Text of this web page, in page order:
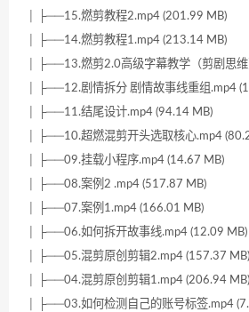
│ ├──15.燃剪教程2.mp4 (201.99 MB)
│ ├──14.燃剪教程1.mp4 (213.14 MB)
│ ├──13.燃剪2.0高级字幕教学（剪剧思
│ ├──12.剧情拆分 剧情故事线重组.mp4
│ ├──11.结尾设计.mp4 (94.14 MB)
│ ├──10.超燃混剪开头选取核心.mp4
│ ├──09.挂载小程序.mp4 (14.67 MB)
│ ├──08.案例2 .mp4 (517.87 MB)
│ ├──07.案例1.mp4 (166.01 MB)
│ ├──06.如何拆开故事线.mp4 (12.09 MB)
│ ├──05.混剪原创剪辑2.mp4 (157.37 MB)
│ ├──04.混剪原创剪辑1.mp4 (206.94 MB)
│ ├──03.如何检测自己的账号标签.mp4